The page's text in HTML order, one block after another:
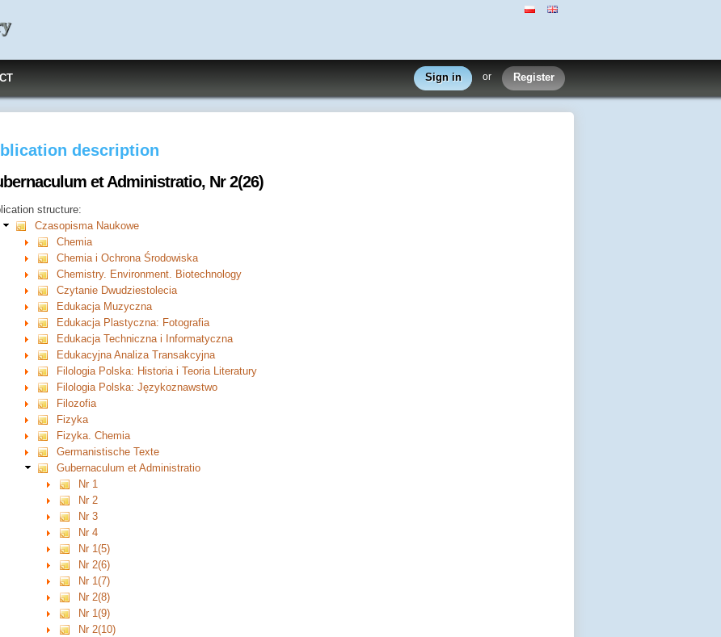
Sign in or Register
description
et Administratio, Nr 2(26)
structure:
Czasopisma Naukowe
Chemia
Chemia i Ochrona Środowiska
Chemistry. Environment. Biotechnology
Czytanie Dwudziestolecia
Edukacja Muzyczna
Edukacja Plastyczna: Fotografia
Edukacja Techniczna i Informatyczna
Edukacyjna Analiza Transakcyjna
Filologia Polska: Historia i Teoria Literatury
Filologia Polska: Językoznawstwo
Filozofia
Fizyka
Fizyka. Chemia
Germanistische Texte
Gubernaculum et Administratio
Nr 1
Nr 2
Nr 3
Nr 4
Nr 1(5)
Nr 2(6)
Nr 1(7)
Nr 2(8)
Nr 1(9)
Nr 2(10)